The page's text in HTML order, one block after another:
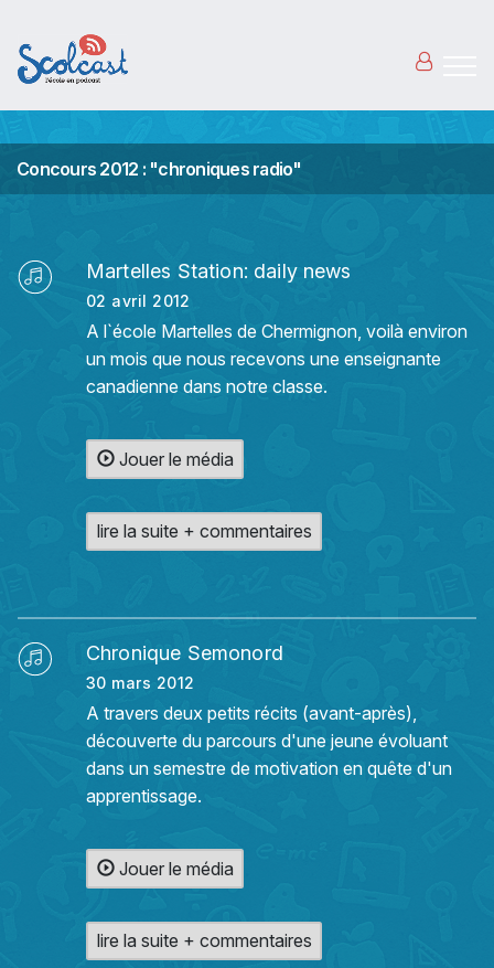
Concours 2012 : "chroniques radio"
Martelles Station: daily news
02 avril 2012
A l`école Martelles de Chermignon, voilà environ
un mois que nous recevons une enseignante
canadienne dans notre classe.
Jouer le média
lire la suite + commentaires
Chronique Semonord
30 mars 2012
A travers deux petits récits (avant-après),
découverte du parcours d'une jeune évoluant
dans un semestre de motivation en quête d'un
apprentissage.
Jouer le média
lire la suite + commentaires